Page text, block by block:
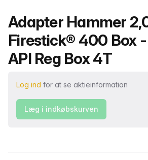
Produktnavn
Adapter Hammer
Firestick® 400 Box
API Reg Box 4T
Log ind for at se aktieinformation
Læg i indkøbskurven